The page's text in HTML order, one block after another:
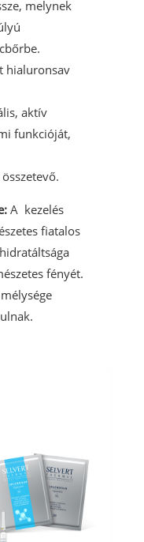
melynek
hialuronsav
aktív
funkcióját,
A kezelés
fiatalos
fényét.